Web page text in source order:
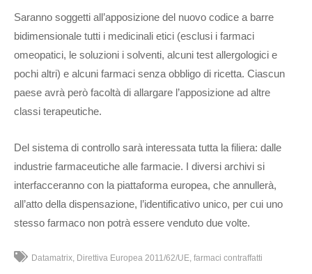
Saranno soggetti all’apposizione del nuovo codice a barre
bidimensionale tutti i medicinali etici (esclusi i farmaci
omeopatici, le soluzioni i solventi, alcuni test allergologici e
pochi altri) e alcuni farmaci senza obbligo di ricetta. Ciascun
paese avrà però facoltà di allargare l’apposizione ad altre
classi terapeutiche.
Del sistema di controllo sarà interessata tutta la filiera: dalle
industrie farmaceutiche alle farmacie. I diversi archivi si
interfacceranno con la piattaforma europea, che annullerà,
all’atto della dispensazione, l’identificativo unico, per cui uno
stesso farmaco non potrà essere venduto due volte.
Datamatrix Direttiva Europea 2011/62/UE farmaci contraffatti